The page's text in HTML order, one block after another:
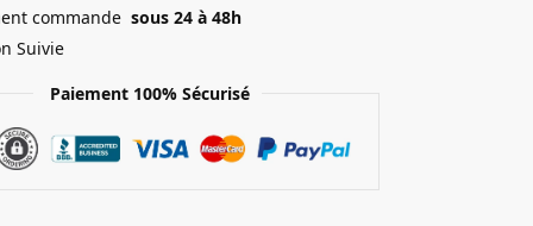
commande sous 24 à 48h
Suivie
Paiement 100% Sécurisé